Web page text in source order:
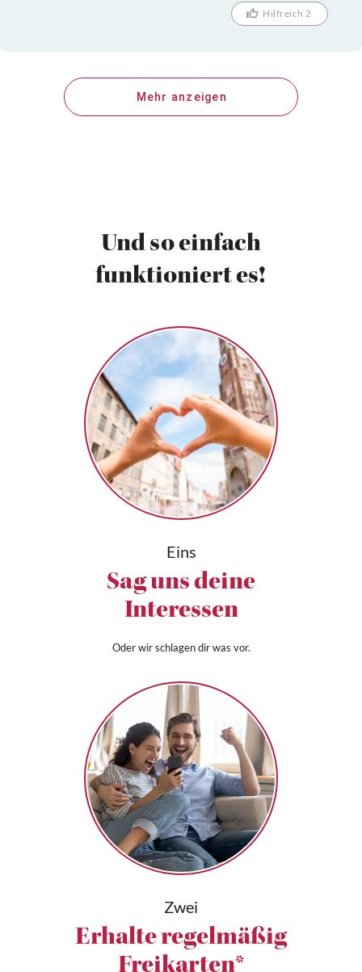
Hilfreich 2
Mehr anzeigen
Und so einfach
funktioniert es!
Eins
Sag uns deine
Interessen
Oder wir schlagen dir was vor.
Zwei
Erhalte regelmäßig